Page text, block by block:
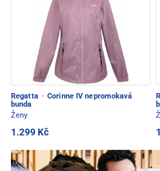
Regatta · Corinne IV nepromokavá
bunda
Ženy
1.299 Kč